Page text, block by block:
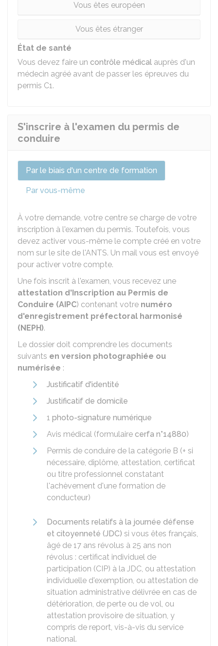
Vous êtes européen
Vous êtes étranger
État de santé
Vous devez faire un contrôle médical auprès d'un
médecin agréé avant de passer les épreuves du
permis C1.
S'inscrire à l'examen du permis de
conduire
Par le biais d'un centre de formation
Par vous-même
À votre demande, votre centre se charge de votre
inscription à l'examen du permis. Toutefois, vous
devez activer vous-même le compte créé en votre
nom sur le site de l'ANTS. Un mail vous est envoyé
pour activer votre compte.
Une fois inscrit à l'examen, vous recevez une
attestation d'Inscription au Permis de
Conduire (AIPC) contenant votre numéro
d'enregistrement préfectoral harmonisé
(NEPH).
Le dossier doit comprendre les documents
suivants en version photographiée ou
numérisée :
Justificatif d'identité
Justificatif de domicile
1 photo-signature numérique
Avis médical (formulaire cerfa n°14880)
Permis de conduire de la catégorie B (+ si
nécessaire, diplôme, attestation, certificat
ou titre professionnel constatant
l'achèvement d'une formation de
conducteur)
Documents relatifs à la journée défense
et citoyenneté (JDC) si vous êtes français,
âgé de 17 ans révolus à 25 ans non
révolus : certificat individuel de
participation (CIP) à la JDC, ou attestation
individuelle d'exemption, ou attestation de
situation administrative délivrée en cas de
détérioration, de perte ou de vol, ou
attestation provisoire de situation, y
compris de report, vis-à-vis du service
national.